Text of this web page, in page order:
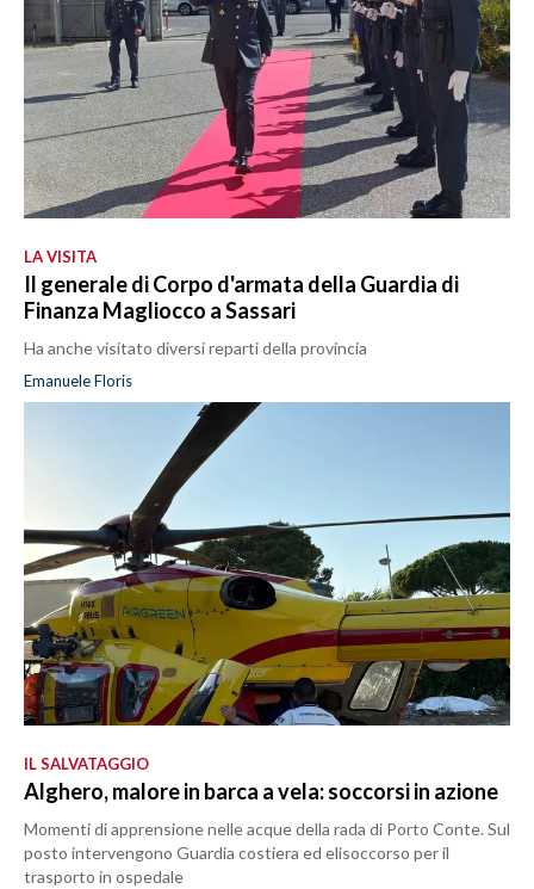
LA VISITA
Il generale di Corpo d'armata della Guardia di
Finanza Magliocco a Sassari
Ha anche visitato diversi reparti della provincia
Emanuele Floris
IL SALVATAGGIO
Alghero, malore in barca a vela: soccorsi in azione
Momenti di apprensione nelle acque della rada di Porto Conte. Sul
posto intervengono Guardia costiera ed elisoccorso per il
trasporto in ospedale